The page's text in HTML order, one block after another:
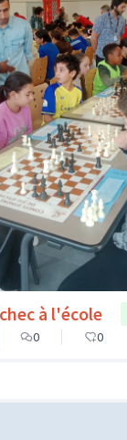
à l'école
0 0